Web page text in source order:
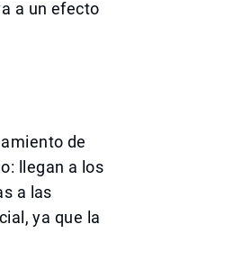
a un efecto
de
llegan a los
a las
ya que la